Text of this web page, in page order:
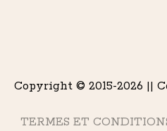
Copyright © 2015-2026 ||
TERMES ET